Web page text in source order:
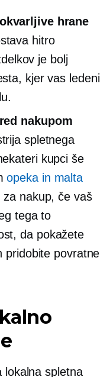
hrane
hitro
je bolj
kjer vas ledeni
nakupom
spletnega
kupci še
opeka in malta
za nakup, če vaš
tega to
da pokažete
pridobite povratne
lokalna spletna